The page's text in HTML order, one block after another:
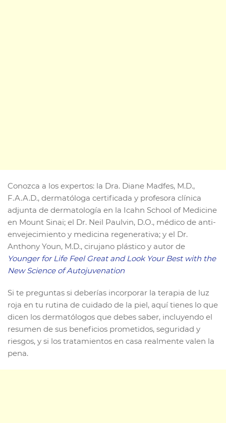
Conozca a los expertos: la Dra. Diane Madfes, M.D.,
F.A.A.D., dermatóloga certificada y profesora clínica
adjunta de dermatología en la Icahn School of Medicine
en Mount Sinai; el Dr. Neil Paulvin, D.O., médico de anti-
envejecimiento y medicina regenerativa; y el Dr.
Anthony Youn, M.D., cirujano plástico y autor de
Younger for Life Feel Great and Look Your Best with the
New Science of Autojuvenation
Si te preguntas si deberías incorporar la terapia de luz
roja en tu rutina de cuidado de la piel, aquí tienes lo que
dicen los dermatólogos que debes saber, incluyendo el
resumen de sus beneficios prometidos, seguridad y
riesgos, y si los tratamientos en casa realmente valen la
pena.